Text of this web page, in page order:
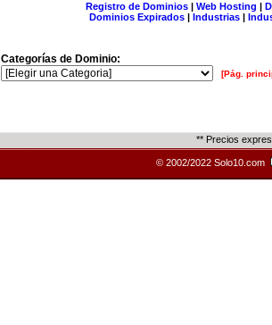
Registro de Dominios| Web Hosting |
Dominios Expirados | Industrias |
Categorías de Dominio:
[Pág.
** Precios
© 2002/2022 Solo10.com